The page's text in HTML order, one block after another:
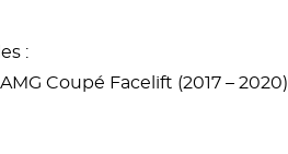
:
Coupé Facelift (2017 – 2020)